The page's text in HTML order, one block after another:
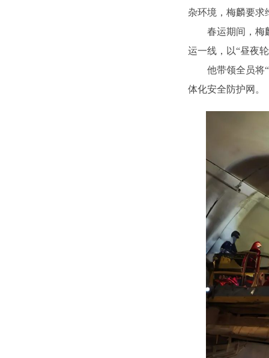
杂环境，梅麟要求
春运期间，梅
运一线，以“昼夜
他带领全员将
体化安全防护网。